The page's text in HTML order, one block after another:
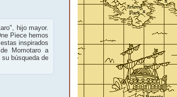
hijo mayor.
Piece hemos
inspirados
Momotaro a
búsqueda de